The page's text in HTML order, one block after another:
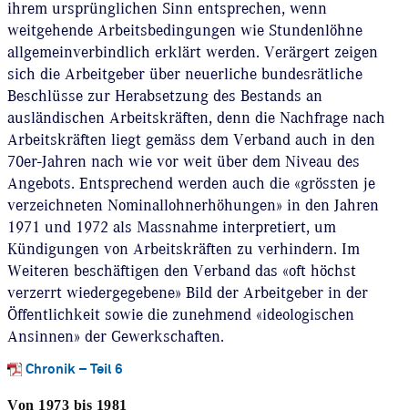
ihrem ursprünglichen Sinn entsprechen, wenn
weitgehende Arbeitsbedingungen wie Stundenlöhne
allgemeinverbindlich erklärt werden. Verärgert zeigen
sich die Arbeitgeber über neuerliche bundesrätliche
Beschlüsse zur Herabsetzung des Bestands an
ausländischen Arbeitskräften, denn die Nachfrage nach
Arbeitskräften liegt gemäss dem Verband auch in den
70er-Jahren nach wie vor weit über dem Niveau des
Angebots. Entsprechend werden auch die «grössten je
verzeichneten Nominallohnerhöhungen» in den Jahren
1971 und 1972 als Massnahme interpretiert, um
Kündigungen von Arbeitskräften zu verhindern. Im
Weiteren beschäftigen den Verband das «oft höchst
verzerrt wiedergegebene» Bild der Arbeitgeber in der
Öffentlichkeit sowie die zunehmend «ideologischen
Ansinnen» der Gewerkschaften.
Chronik – Teil 6
Von 1973 bis 1981